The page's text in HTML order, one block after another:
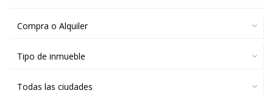
Compra o Alquiler
Tipo de inmueble
Todas las ciudades